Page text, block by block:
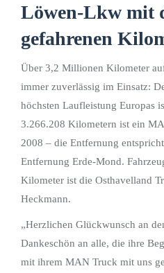
Löwen-Lkw mit
gefahrenen
Über 3,2 Millionen Kilometer
immer zuverlässig im Einsatz:
höchsten Laufleistung Europas
3.266.208 Kilometern ist ein
2008 – die Entfernung
Entfernung Erde-Mond.
Kilometer ist die Osthavelland
Heckmann.
„Herzlichen Glückwunsch an
Dankeschön an alle, die ihre
mit ihrem MAN Truck mit uns